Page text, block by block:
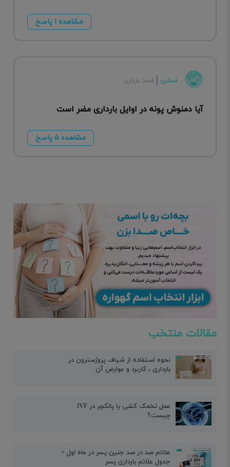
مشاهده ۱ پاسخ
نسترن قصد بارداری
آیا دمنوش پونه در اوایل بارداری مضر است
مشاهده ۵ پاسخ
مقالات منتخب
نحوه استفاده از شیاف پروژسترون در
بارداری ، کاربرد و عوارض آن
عمل تخمک کشی یا پانکچر در IVF
چیست؟
علائم صد در صد جنین پسر در ماه اول +
جدول علائم بارداری پسر